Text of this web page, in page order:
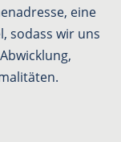
eine
sodass wir uns